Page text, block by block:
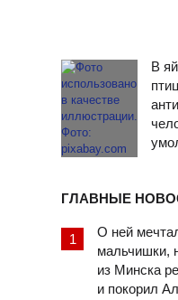
В
ГЛАВНЫЕ
О ней
мальчишки,
из Минска
и покорил